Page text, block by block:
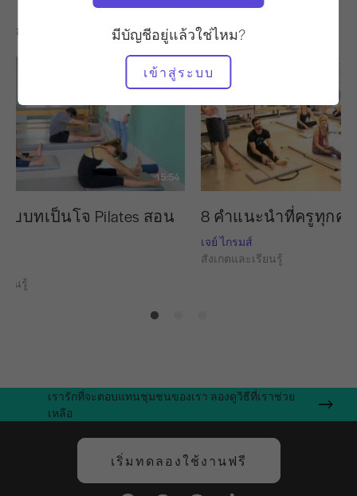
มีบัญชีอยู่แล้วใช่ไหม?
เข้าสู่ระบบ
การออกกำลังกายอื่น ๆ ที่คุณอาจชอบ
15:54
รับบทเป็นโจ Pilates สอน
ยนรู้
8 คำแนะนำที่ครูทุกค
เจย์ ไกรมส์
สังเกตและเรียนรู้
เรารักที่จะตอบแทนชุมชนของเรา ลองดูวิธีที่เราช่วย
เหลือ
เริ่มทดลองใช้งานฟรี